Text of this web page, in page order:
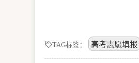
TAG标签： 高考志愿填报